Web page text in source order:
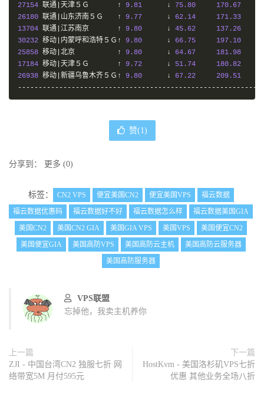
27154 联通|天津５Ｇ　　　　↑ 9.81 ↓ 75.80
170.67
26180 联通|山东济南５Ｇ　　↑ 9.77 ↓ 62.14
171.33
13704 联通|江苏南京　　　　↑ 9.80 ↓ 45.62
137.26
30232 移动|内蒙呼和浩特５Ｇ↑ 9.80 ↓ 66.75
197.10
25858 移动|北京　　　　　　↑ 9.80 ↓ 64.67
181.98
17184 移动|天津５Ｇ　　　　↑ 9.72 ↓ 51.74
180.82
26938 移动|新疆乌鲁木齐５Ｇ↑ 9.80 ↓ 67.22
209.51
赞(1 )
分享到： 更多 (0)
标签： CN2 VPS 便宜美国CN2 便宜美国VPS
福云数据
福云数据优惠码
福云数据好不好 福云数据怎么样
福云数据美国GIA
美国CN2
美国CN2 GIA 美国GIA VPS 美国VPS
美国便宜CN2
美国便宜GIA
美国高防VPS 美国高防云主机
美国高防云服务器
美国高防服务器
VPS联盟
忘掉他，我卖主机养你
上一篇
ZJI - 中国台湾CN2 独服七折 网
络带宽5M 月付595元
下一篇
HostKvm - 美国洛杉矶VPS七折
优惠 其他业务全场八折